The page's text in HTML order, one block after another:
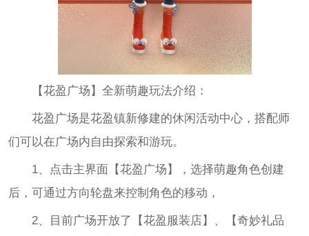
【花盈广场】全新萌趣玩法介绍：
花盈广场是花盈镇新修建的休闲活动中心，搭配师
们可以在广场内自由探索和游玩。
1、点击主界面【花盈广场】，选择萌趣角色创建
后，可通过方向轮盘来控制角色的移动，
2、目前广场开放了【花盈服装店】、【奇妙礼品